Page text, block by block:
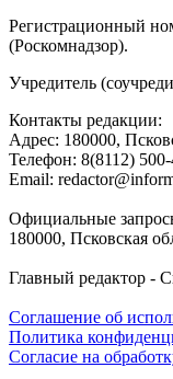
Регистрационный
(Роскомнадзор).
Учредитель
Контакты редакции:
Адреc: 180000,
Телефон: 8(8112)
Email:
Официальные
180000, Псковская
Главный редактор -
Соглашение об
Политика
Согласие на